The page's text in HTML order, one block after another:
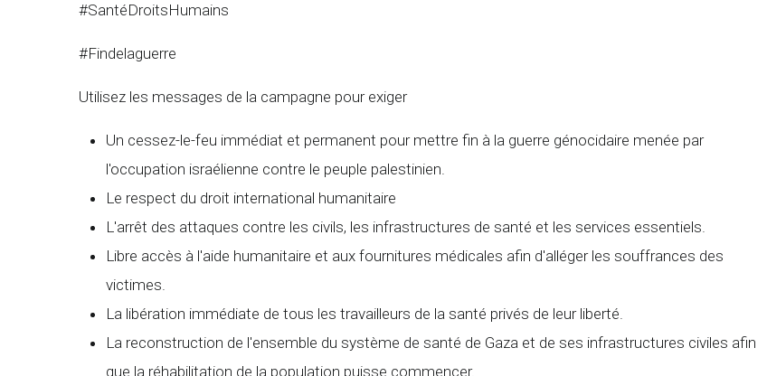
#SantéDroitsHumains
#Findelaguerre
Utilisez les messages de la campagne pour exiger
Un cessez-le-feu immédiat et permanent pour mettre fin à la guerre génocidaire menée par
l'occupation israélienne contre le peuple palestinien.
Le respect du droit international humanitaire
L'arrêt des attaques contre les civils, les infrastructures de santé et les services essentiels.
Libre accès à l'aide humanitaire et aux fournitures médicales afin d'alléger les souffrances des
victimes.
La libération immédiate de tous les travailleurs de la santé privés de leur liberté.
La reconstruction de l'ensemble du système de santé de Gaza et de ses infrastructures civiles afin
que la réhabilitation de la population puisse commencer.